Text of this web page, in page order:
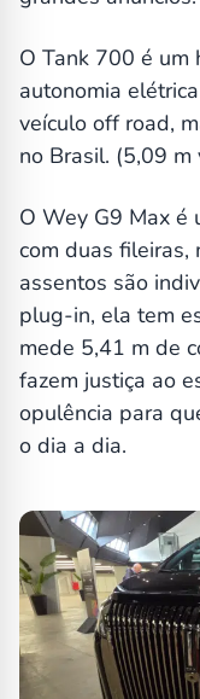
O Tank 700 é
autonomia
veículo off road,
no Brasil. (5,09 m
O Wey G9 Max é
com duas fileiras,
assentos são
plug-in, ela tem
mede 5,41 m de
fazem justiça ao
opulência para
o dia a dia.